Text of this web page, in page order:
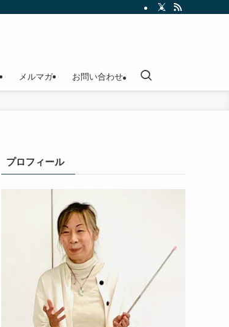
メルマガ お問い合わせ
プロフィール